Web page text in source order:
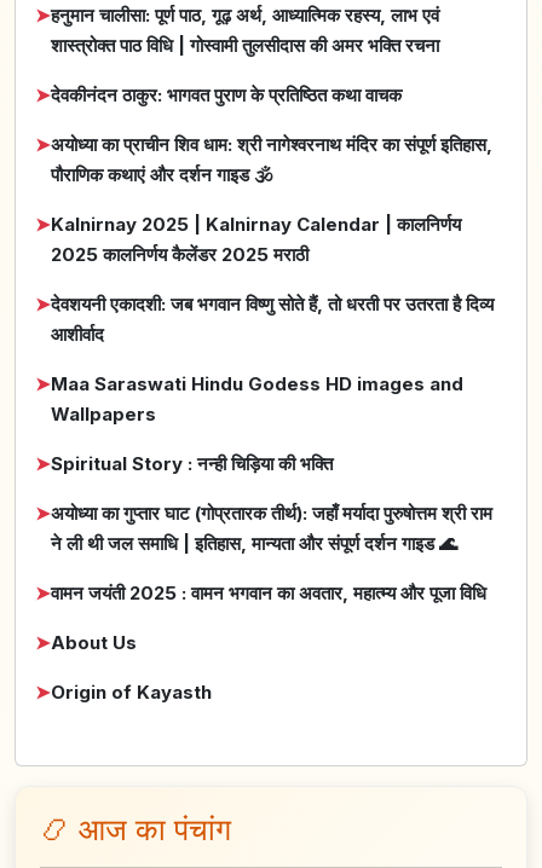
➤हनुमान चालीसा: पूर्ण पाठ, गूढ़ अर्थ, आध्यात्मिक रहस्य, लाभ एवं
शास्त्रोक्त पाठ विधि | गोस्वामी तुलसीदास की अमर भक्ति रचना
➤देवकीनंदन ठाकुर: भागवत पुराण के प्रतिष्ठित कथा वाचक
➤अयोध्या का प्राचीन शिव धाम: श्री नागेश्वरनाथ मंदिर का संपूर्ण इतिहास,
पौराणिक कथाएं और दर्शन गाइड 🕉️
➤Kalnirnay 2025 | Kalnirnay Calendar | कालनिर्णय
2025 कालनिर्णय कैलेंडर 2025 मराठी
➤देवशयनी एकादशी: जब भगवान विष्णु सोते हैं, तो धरती पर उतरता है दिव्य
आशीर्वाद
➤Maa Saraswati Hindu Godess HD images and
Wallpapers
➤Spiritual Story : नन्ही चिड़िया की भक्ति
➤अयोध्या का गुप्तार घाट (गोप्रतारक तीर्थ): जहाँ मर्यादा पुरुषोत्तम श्री राम
ने ली थी जल समाधि | इतिहास, मान्यता और संपूर्ण दर्शन गाइड 🌊
➤वामन जयंती 2025 : वामन भगवान का अवतार, महात्म्य और पूजा विधि
➤About Us
➤Origin of Kayasth
📿 आज का पंचांग